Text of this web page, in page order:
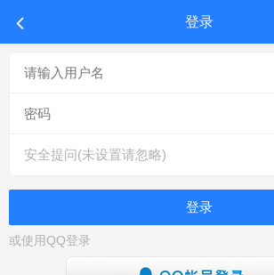
登录
安全提问(未设置请忽略)
登录
或使用QQ登录